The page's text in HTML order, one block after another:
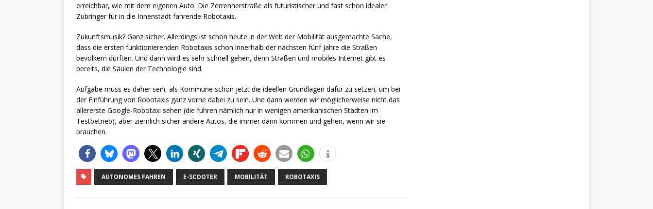
erreichbar, wie mit dem eigenen Auto. Die Zerrennerstraße als futuristischer und fast schon idealer
Zubringer für in die Innenstadt fahrende Robotaxis.
Zukunftsmusik? Ganz sicher. Allerdings ist schon heute in der Welt der Mobilität ausgemachte Sache,
dass die ersten funktionierenden Robotaxis schon innerhalb der nächsten fünf Jahre die Straßen
bevölkern dürften. Und dann wird es sehr schnell gehen, denn Straßen und mobiles Internet gibt es
bereits, die Säulen der Technologie sind.
Aufgabe muss es daher sein, als Kommune schon jetzt die ideellen Grundlagen dafür zu setzen, um bei
der Einführung von Robotaxis ganz vorne dabei zu sein. Und dann werden wir möglicherweise nicht das
allererste Google-Robotaxi sehen (die fuhren nämlich nur in wenigen amerikanischen Städten im
Testbetrieb), aber ziemlich sicher andere Autos, die immer dann kommen und gehen, wenn wir sie
brauchen.
AUTONOMES FAHREN E-SCOOTER MOBILITÄT ROBOTAXIS